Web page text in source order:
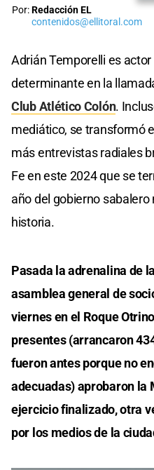
Por:Redacción EL
contenidos@ellitoral.com
Adrián Temporelli es
determinante en la
Club Atlético Colón.
mediático, se transformó
más entrevistas radiales
Fe en este 2024 que se
año del gobierno
historia.
Pasada la adrenalina de
asamblea general de
viernes en el Roque
presentes (arrancaron
fueron antes porque no
adecuadas) aprobaron la
ejercicio finalizado, otra
por los medios de la